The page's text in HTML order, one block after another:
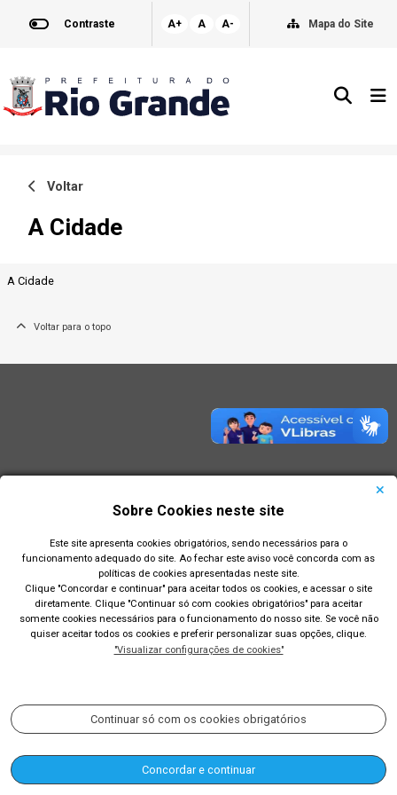
Contraste A+ A A- Mapa do Site
Voltar
A Cidade
A Cidade
Voltar para o topo
Sobre Cookies neste site
Este site apresenta cookies obrigatórios, sendo necessários para o
funcionamento adequado do site. Ao fechar este aviso você concorda com as
políticas de cookies apresentadas neste site.
Clique "Concordar e continuar" para aceitar todos os cookies, e acessar o site
diretamente. Clique "Continuar só com cookies obrigatórios" para aceitar
somente cookies necessários para o funcionamento do nosso site. Se você não
quiser aceitar todos os cookies e preferir personalizar suas opções, clique.
"Visualizar configurações de cookies"
Continuar só com os cookies obrigatórios
Concordar e continuar
Prefeitura Municipal de Rio Grande
Largo Engenheiro João Fernandes Moreira - Centro - Rio
(53) 3233-8400